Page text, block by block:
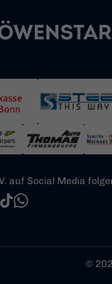
auf Social Media
©